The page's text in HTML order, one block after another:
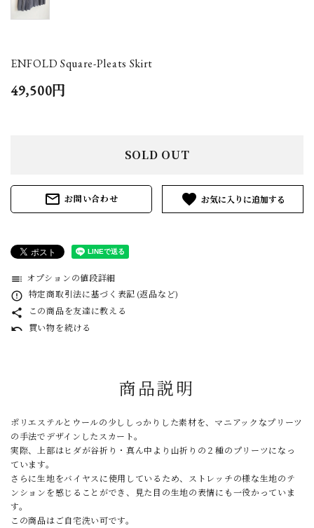
ENFOLD Square-Pleats Skirt
49,500円
SOLD OUT
mail_outline お問い合わせ favorite
toc オプションの値段詳細
error_outline 特定商取引法に基づく表記 (返品など)
share この商品を友達に教える
undo 買い物を続ける
商品説明
ポリエステルとウールの少ししっかりした素材を、マニアックなプリーツ
の手法でデザインしたスカート。
実際、上部はヒダが谷折り・真ん中より山折りの２種のプリーツになっ
ています。
さらに生地をバイヤスに使用しているため、ストレッチの様な生地のテ
ンションを感じることができ、見た目の生地の表情にも一役かっていま
す。
この商品はご自宅洗い可です。